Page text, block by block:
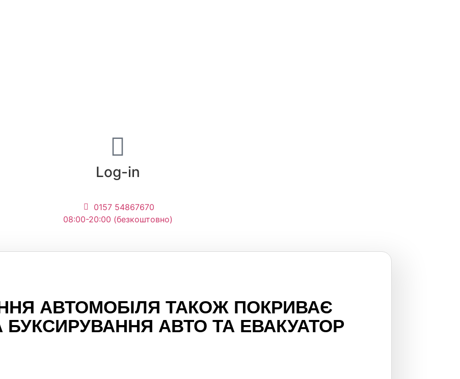
Log-in
0157 54867670
08:00-20:00 (безкоштовно)
АВТОМОБІЛЯ ТАКОЖ ПОКРИВАЄ
БУКСИРУВАННЯ АВТО ТА EВАКУАТОР